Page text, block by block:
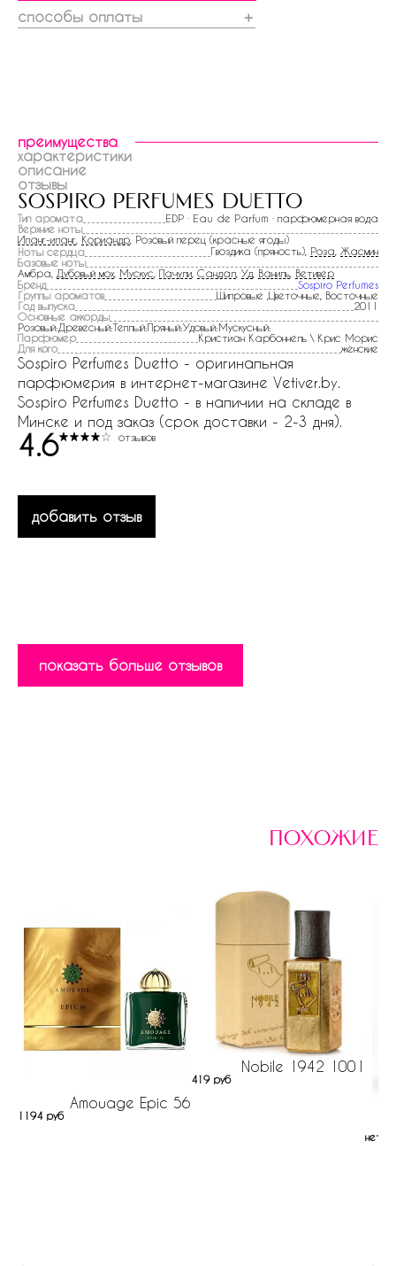
способы оплаты
＋
преимущества
характеристики
описание
отзывы
sospiro perfumes duetto
Тип аромата
EDP · Eau de Parfum · парфюмерная вода
Верхние ноты
Иланг-иланг Кориандр , Розовый перец (красные ягоды)
Ноты сердца
Гвоздика (пряность), Роза Жасмин
Базовые ноты
Амбра, Дубовый мох Мускус Пачули Сандал Уд Ваниль Ветивер
Бренд
Sospiro Perfumes
Группы ароматов
Шипровые ,Цветочные, Восточные
Год выпуска
2011
Основные аккорды
Розовый:Древесный:Теплый:Пряный:Удовый:Мускусный:
Парфюмер
Кристиан Карбоннель \ Крис Морис
Для кого
женские
Sospiro Perfumes Duetto - оригинальная
парфюмерия в интернет-магазине Vetiver.by.
Sospiro Perfumes Duetto - в наличии на складе в
Минске и под заказ (срок доставки - 2-3 дня).
4.6 отзывов
добавить отзыв
показать больше отзывов
похожие
Amouage Epic 56
1194 руб
Nobile 1942 1001
419 руб
нет